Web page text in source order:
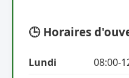
🕒 Horaires
Lundi
08:00-